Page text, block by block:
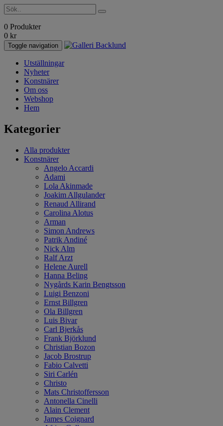
0 Produkter
0 kr
Toggle navigation
Utställningar
Nyheter
Konstnärer
Om oss
Webshop
Hem
Kategorier
Alla produkter
Konstnärer
Angelo Accardi
Adami
Lola Akinmade
Joakim Allgulander
Renaud Allirand
Carolina Alotus
Arman
Simon Andrews
Patrik Andiné
Nick Alm
Ralf Arzt
Helene Aurell
Hanna Beling
Nygårds Karin Bengtsson
Luigi Benzoni
Ernst Billgren
Ola Billgren
Luis Bivar
Carl Bjerkås
Frank Björklund
Christian Bozon
Jacob Brostrup
Fabio Calvetti
Siri Carlén
Christo
Mats Christoffersson
Antonella Cinelli
Alain Clement
James Coignard